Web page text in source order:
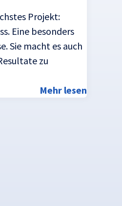
Projekt:
Eine besonders
Sie macht es auch
zu
Mehr lesen